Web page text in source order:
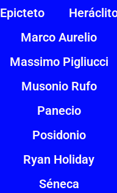
Epicteto
Marco Aurelio
Massimo Pigliucci
Musonio Rufo
Panecio
Posidonio
Ryan Holiday
Séneca